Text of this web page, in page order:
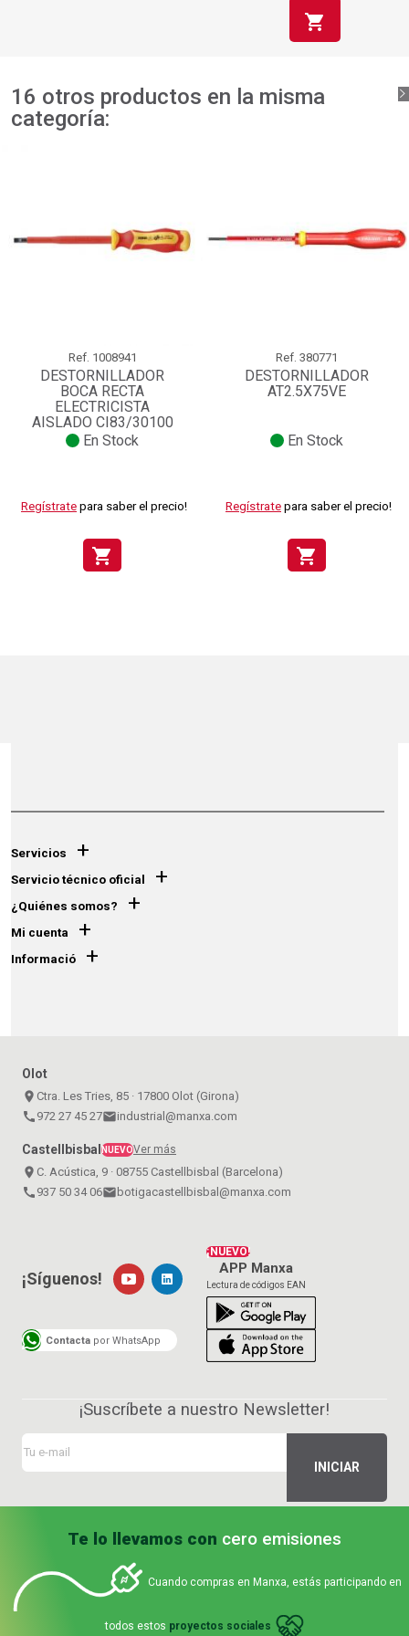
shopping_cart
16 otros productos en la misma
categoría:
Ref. 1008941
DESTORNILLADOR
BOCA RECTA
ELECTRICISTA
AISLADO CI83/30100
En Stock
Regístrate para saber el precio!
shopping_cart
Ref. 380771
DESTORNILLADOR
AT2.5X75VE
En Stock
Regístrate para saber el precio!
shopping_cart
Servicios +
Servicio técnico oficial +
¿Quiénes somos? +
Mi cuenta +
Informació +
Olot
place Ctra. Les Tries, 85 · 17800 Olot (Girona)
call 972 27 45 27emailindustrial@manxa.com
CastellbisbalNUEVOVer más
place C. Acústica, 9 · 08755 Castellbisbal (Barcelona)
call 937 50 34 06emailbotigacastellbisbal@manxa.com
¡NUEVO!
APP Manxa
Lectura de códigos EAN
¡Síguenos!
Contacta por WhatsApp
¡Suscríbete a nuestro Newsletter!
Te lo llevamos con cero emisiones
Cuando compras en Manxa, estás participando en
todos estos proyectos sociales